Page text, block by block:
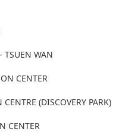
TSUEN WAN
CENTER
(DISCOVERY PARK)
CENTER